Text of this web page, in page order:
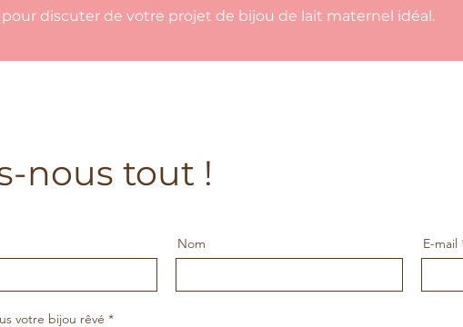
pour discuter de votre projet de bijou de lait maternel idéal.
nous tout !
Nom E-mail
votre bijou rêvé